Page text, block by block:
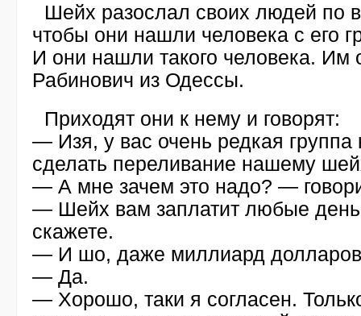
Шейх разослал своих людей по
чтобы они нашли человека с его
И они нашли такого человека. Им
Рабинович из Одессы.
Приходят они к нему и говорят:
— Изя, у вас очень редкая группа
сделать переливание нашему
— А мне зачем это надо? —
— Шейх вам заплатит любые
скажете.
— И шо, даже миллиард
— Да.
— Хорошо, таки я согласен.